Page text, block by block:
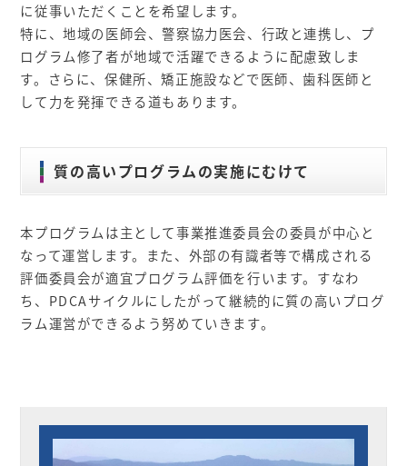
に従事いただくことを希望します。
特に、地域の医師会、警察協力医会、行政と連携し、プ
ログラム修了者が地域で活躍できるように配慮致しま
す。さらに、保健所、矯正施設などで医師、歯科医師と
して力を発揮できる道もあります。
質の高いプログラムの実施にむけて
本プログラムは主として事業推進委員会の委員が中心と
なって運営します。また、外部の有識者等で構成される
評価委員会が適宜プログラム評価を行います。すなわ
ち、PDCAサイクルにしたがって継続的に質の高いプログ
ラム運営ができるよう努めていきます。